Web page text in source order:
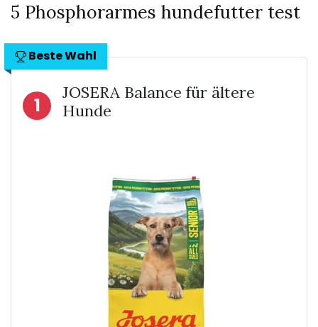
5 Phosphorarmes hundefutter test
Beste Wahl
1
JOSERA Balance für ältere
Hunde